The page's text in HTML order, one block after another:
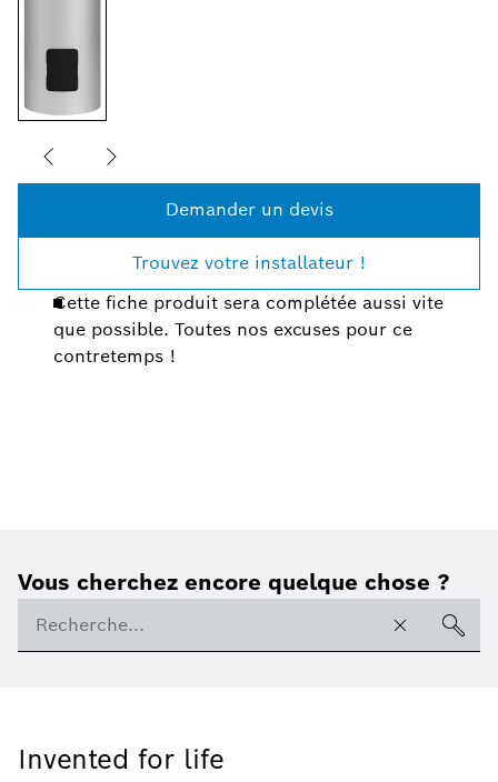
Demander un devis
Trouvez votre installateur !
Cette fiche produit sera complétée aussi vite
que possible. Toutes nos excuses pour ce
contretemps !
Vous cherchez encore quelque chose ?
Invented for life